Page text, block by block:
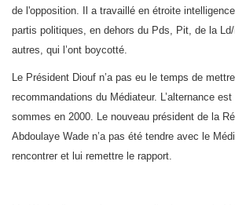
de l'opposition. Il a travaillé en étroite
partis politiques, en dehors du Pds, Pit, de la
autres, qui l’ont boycotté.
Le Président Diouf n’a pas eu le temps de
recommandations du Médiateur. L’alternance
sommes en 2000. Le nouveau président de la
Abdoulaye Wade n’a pas été tendre avec le
rencontrer et lui remettre le rapport.